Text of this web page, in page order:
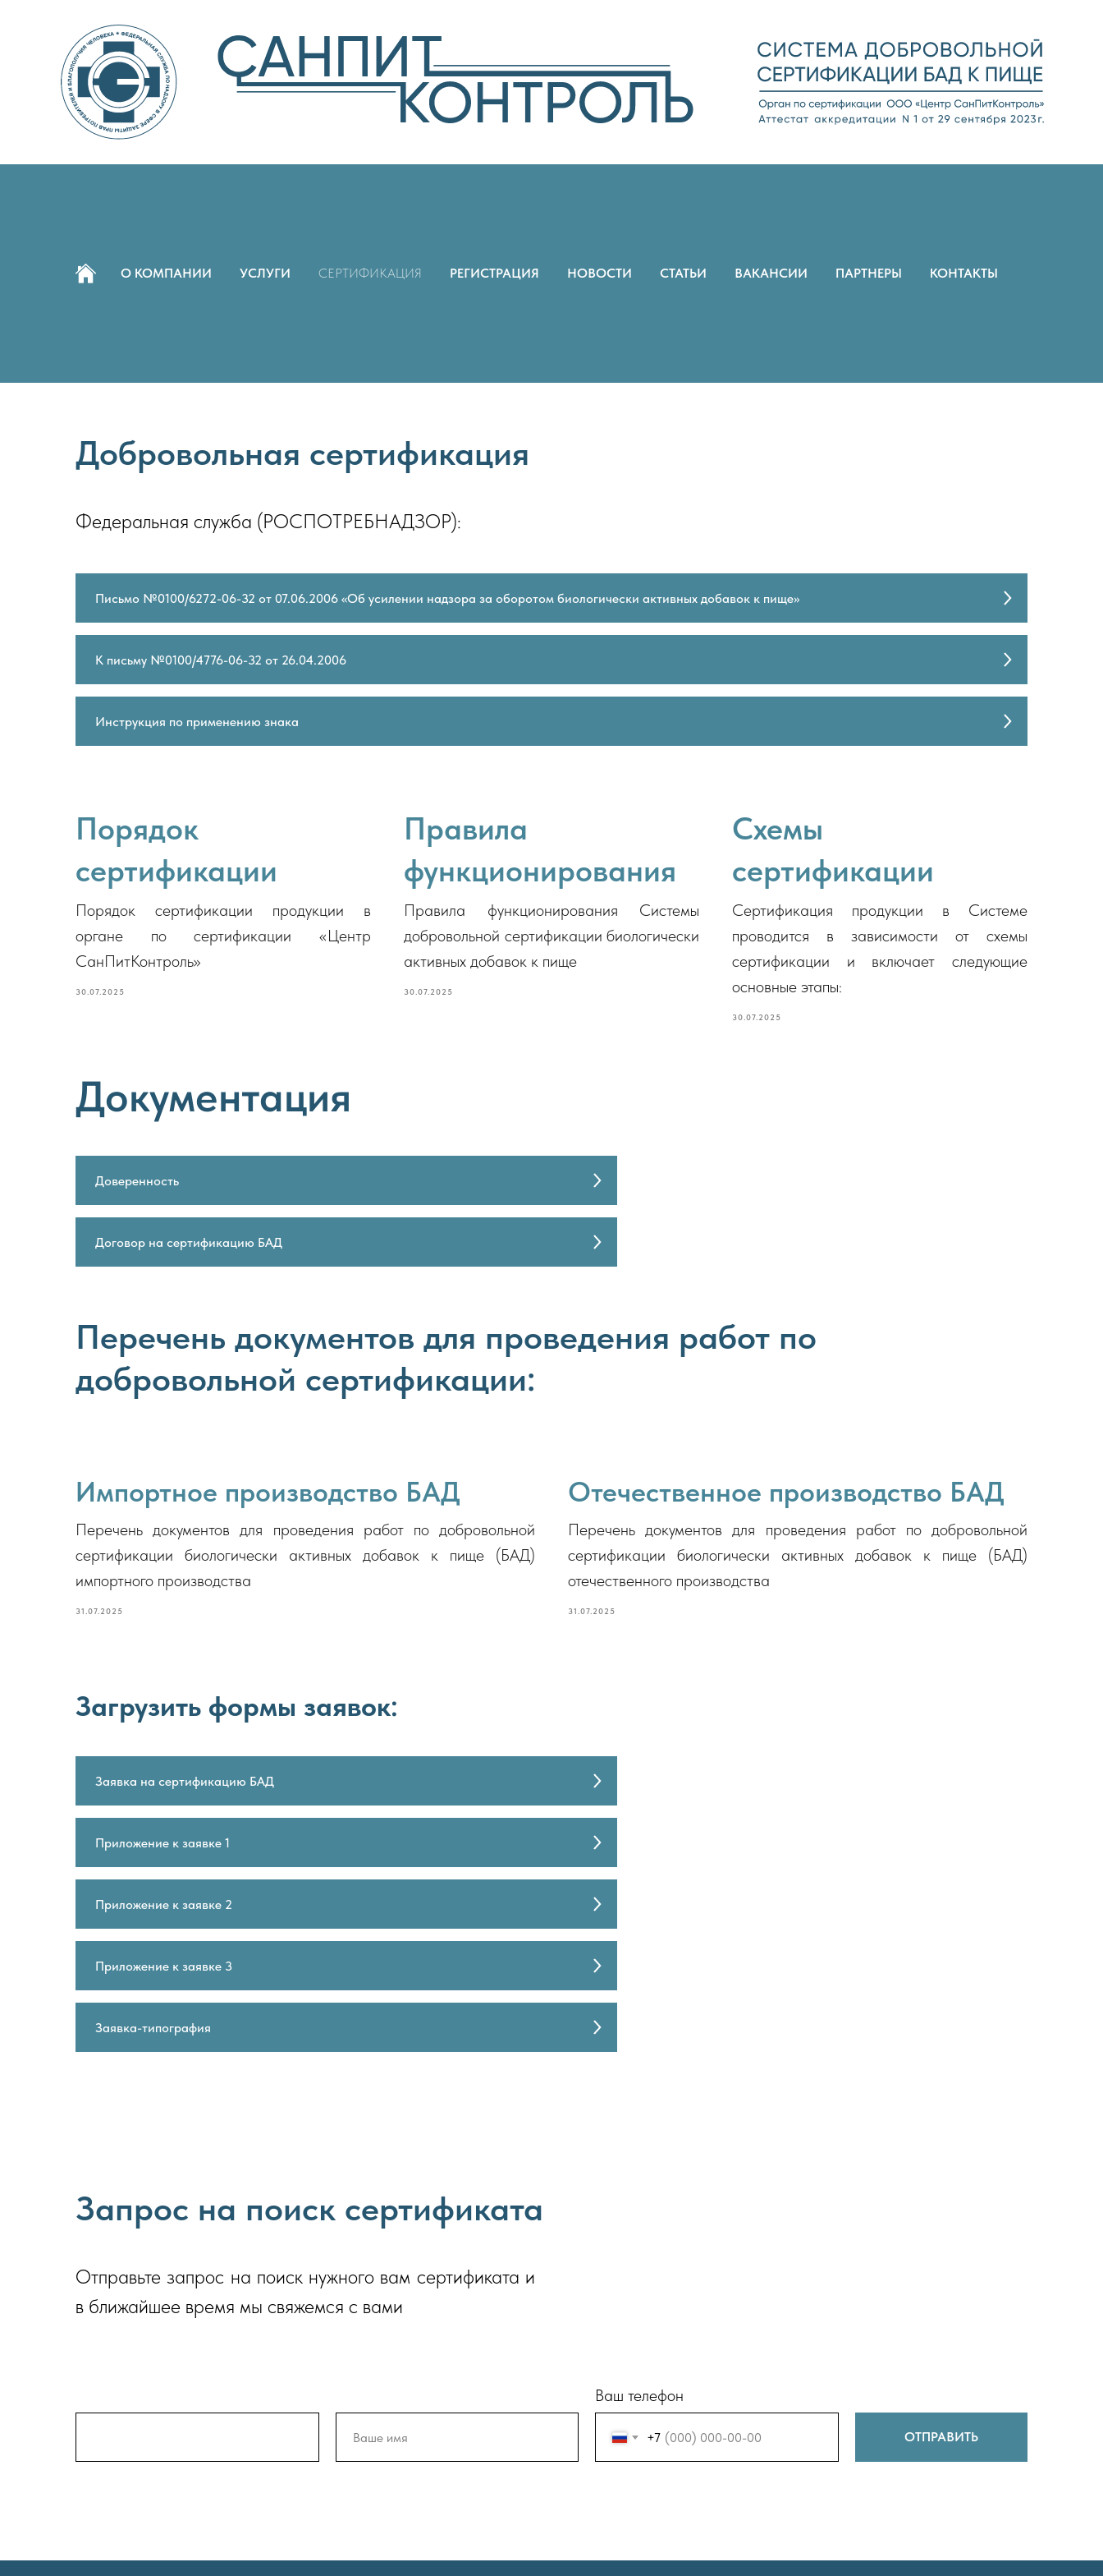
О КОМПАНИИ УСЛУГИ СЕРТИФИКАЦИЯ РЕГИСТРАЦИЯ НОВОСТИ СТАТЬИ ВАКАНСИИ ПАРТНЕРЫ КОНТАКТЫ
Добровольная сертификация
Федеральная служба (РОСПОТРЕБНАДЗОР):
Письмо №0100/6272-06-32 от 07.06.2006 «Об усилении надзора за оборотом биологически активных добавок к пище»
К письму №0100/4776-06-32 от 26.04.2006
Инструкция по применению знака
Порядок
сертификации
Порядок сертификации продукции в
органе по сертификации «Центр
СанПитКонтроль»
30.07.2025
Правила
функционирования
Правила функционирования Системы
добровольной сертификации биологически
активных добавок к пище
30.07.2025
Схемы
сертификации
Сертификация продукции в Системе
проводится в зависимости от схемы
сертификации и включает следующие
основные этапы:
30.07.2025
Документация
Доверенность
Договор на сертификацию БАД
Перечень документов для проведения работ по
добровольной сертификации:
Импортное производство БАД
Перечень документов для проведения работ по добровольной
сертификации биологически активных добавок к пище (БАД)
импортного производства
31.07.2025
Отечественное производство БАД
Перечень документов для проведения работ по добровольной
сертификации биологически активных добавок к пище (БАД)
отечественного производства
31.07.2025
Загрузить формы заявок:
Заявка на сертификацию БАД
Приложение к заявке 1
Приложение к заявке 2
Приложение к заявке 3
Заявка-типография
Запрос на поиск сертификата
Отправьте запрос на поиск нужного вам сертификата и
в ближайшее время мы свяжемся с вами
Ваш телефон
+7 ОТПРАВИТЬ